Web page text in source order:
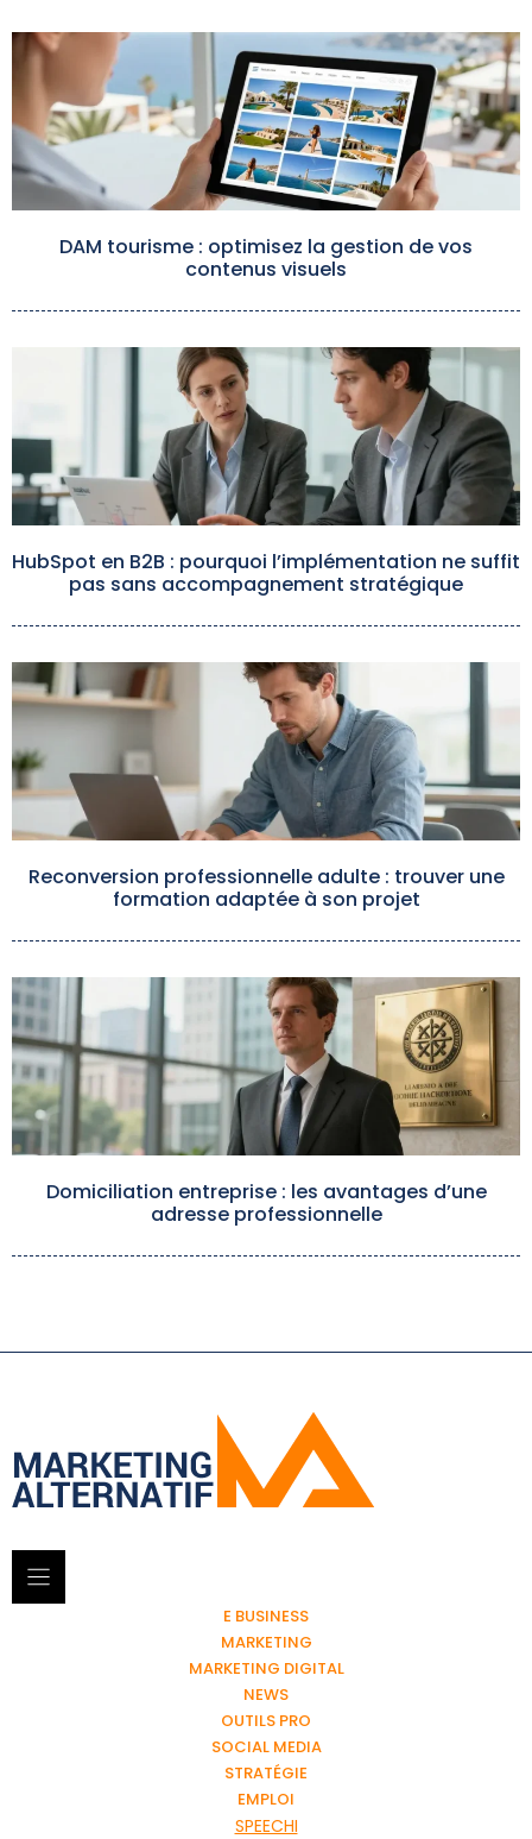
DAM tourisme : optimisez la gestion de vos
contenus visuels
HubSpot en B2B : pourquoi l’implémentation ne suffit
pas sans accompagnement stratégique
Reconversion professionnelle adulte : trouver une
formation adaptée à son projet
Domiciliation entreprise : les avantages d’une
adresse professionnelle
E BUSINESS
MARKETING
MARKETING DIGITAL
NEWS
OUTILS PRO
SOCIAL MEDIA
STRATÉGIE
EMPLOI
SPEECHI